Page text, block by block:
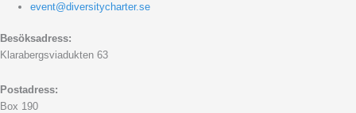
event@diversitycharter.se
Besöksadress:
Klarabergsviadukten 63
Postadress:
Box 190